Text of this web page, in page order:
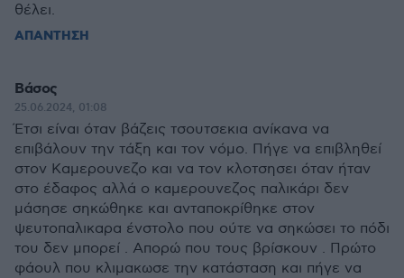
θέλει.
ΑΠΑΝΤΗΣΗ
Βάσος
25.06.2024, 01:08
Έτσι είναι όταν βάζεις τσουτσεκια ανίκανα να
επιβάλουν την τάξη και τον νόμο. Πήγε να επιβληθεί
στον Καμερουνεζο και να τον κλοτσησει όταν ήταν
στο έδαφος αλλά ο καμερουνεζος παλικάρι δεν
μάσησε σηκώθηκε και ανταποκρίθηκε στον
ψευτοπαλικαρα ένστολο που ούτε να σηκώσει το πόδι
του δεν μπορεί . Απορώ που τους βρίσκουν . Πρώτο
φάουλ που κλιμακωσε την κατάσταση και πήγε να